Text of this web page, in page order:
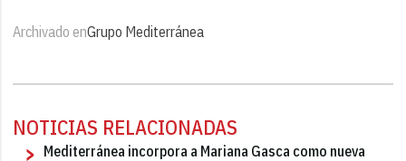
Archivado enGrupo Mediterránea
NOTICIAS RELACIONADAS
Mediterránea incorpora a Mariana Gasca como nueva